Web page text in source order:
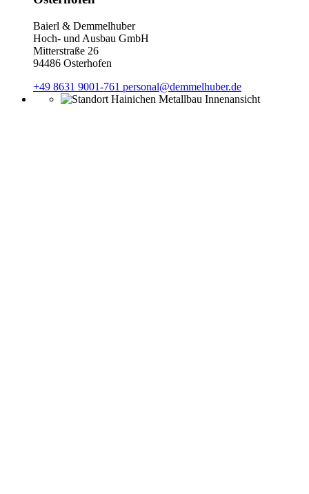
Baierl & Demmelhuber
Hoch- und Ausbau GmbH
Mitterstraße 26
94486 Osterhofen
+49 8631 9001-761 personal@demmelhuber.de